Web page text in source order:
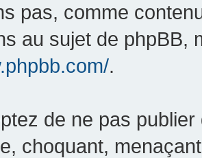
pas, comme
au sujet de phpBB,
.
de ne pas
choquant,